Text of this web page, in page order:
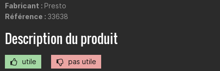
Fabricant : Presto
Référence : 33638
Description du produit
utile pas utile